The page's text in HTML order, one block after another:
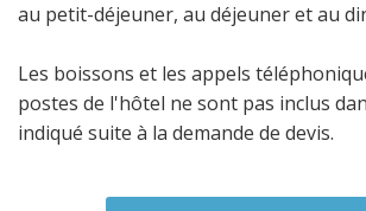
au petit-déjeuner, au déjeuner et au
Les boissons et les appels
postes de l'hôtel ne sont pas inclus
indiqué suite à la demande de devis.